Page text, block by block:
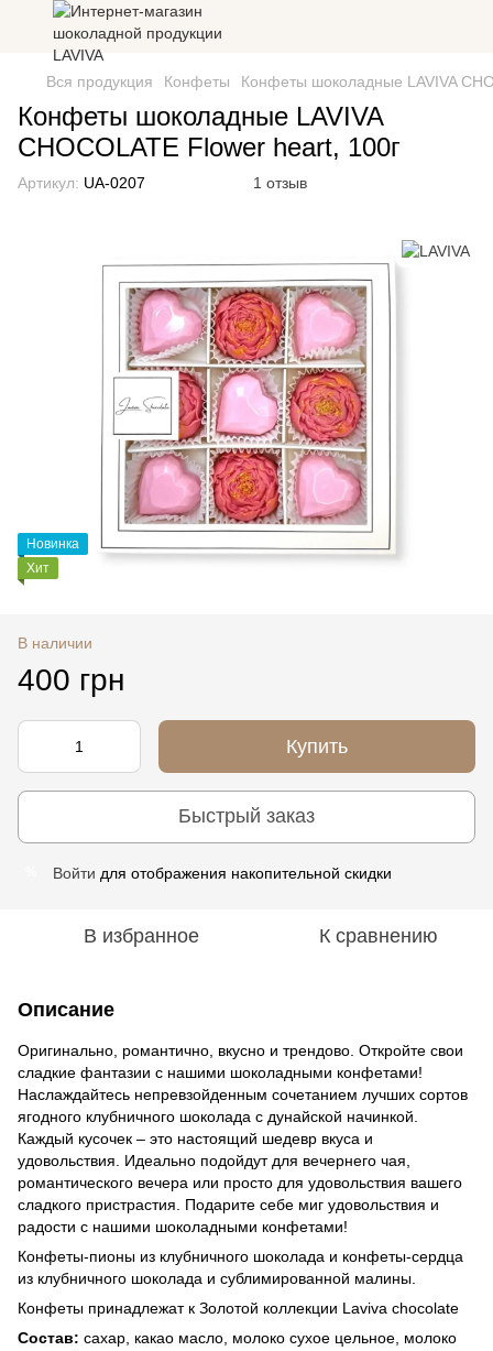
Вся продукция Конфеты Конфеты шоколадные LAVIVA
Конфеты шоколадные LAVIVA
CHOCOLATE Flower heart, 100г
Артикул: UA-0207 1 отзыв
Новинка
Хит
В наличии
400 грн
Купить
Быстрый заказ
Войти для отображения накопительной скидки
В избранное К сравнению
Описание
Оригинально, романтично, вкусно и трендово. Откройте свои
сладкие фантазии с нашими шоколадными конфетами!
Наслаждайтесь непревзойденным сочетанием лучших сортов
ягодного клубничного шоколада с дунайской начинкой.
Каждый кусочек – это настоящий шедевр вкуса и
удовольствия. Идеально подойдут для вечернего чая,
романтического вечера или просто для удовольствия вашего
сладкого пристрастия. Подарите себе миг удовольствия и
радости с нашими шоколадными конфетами!
Конфеты-пионы из клубничного шоколада и конфеты-сердца
из клубничного шоколада и сублимированной малины.
Конфеты принадлежат к Золотой коллекции Laviva chocolate
Состав: сахар, какао масло, молоко сухое цельное, молоко